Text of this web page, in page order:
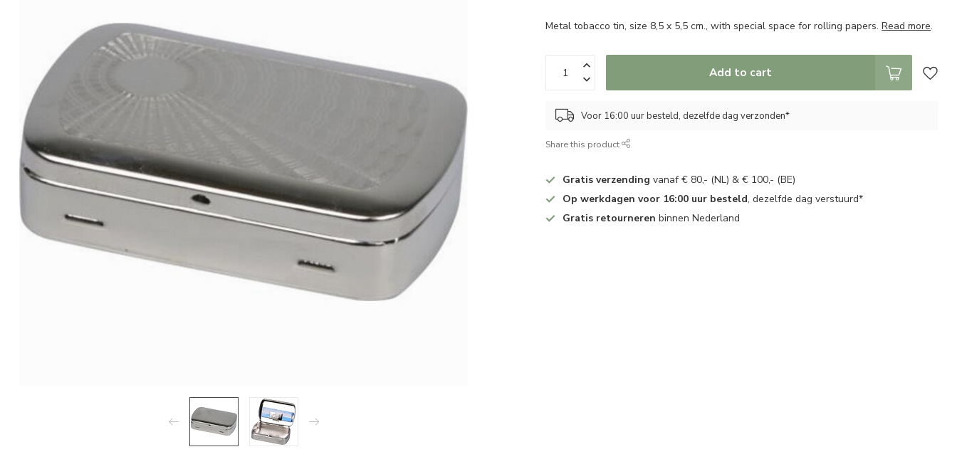
Metal tobacco tin, size 8,5 x 5,5 cm., with special space for rolling papers.Read more.
Add to cart
Voor 16:00 uur besteld, dezelfde dag verzonden*
Share this product
Gratis verzendingvanaf € 80,- (NL) & € 100,- (BE)
Op werkdagen voor 16:00 uur besteld, dezelfde dag verstuurd*
Gratis retourneren binnen Nederland